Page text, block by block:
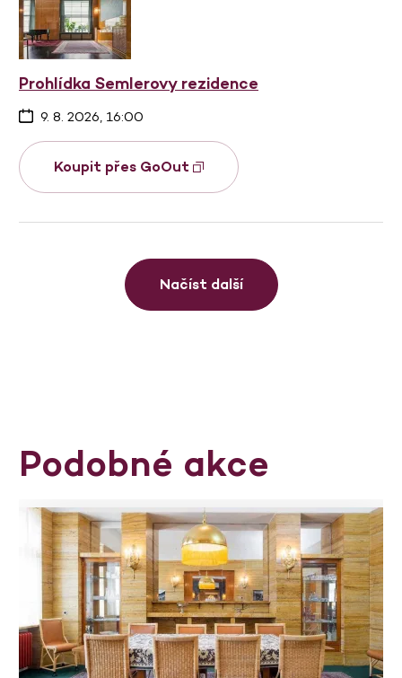
Prohlídka Semlerovy rezidence
9. 8. 2026, 16:00
Koupit přes GoOut
Načíst další
Podobné akce